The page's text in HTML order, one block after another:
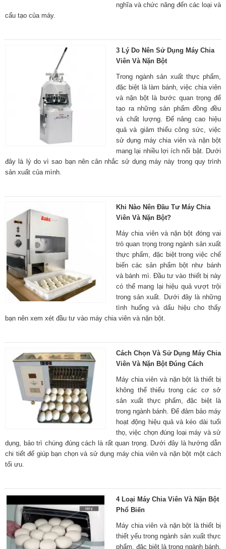
nghĩa và chức năng đến các loại và
cấu tạo của máy.
3 Lý Do Nên Sử Dụng Máy Chia
Viên Và Nặn Bột
Trong ngành sản xuất thực phẩm,
đặc biệt là làm bánh, việc chia viên
và nặn bột là bước quan trọng để
tạo ra những sản phẩm đồng đều
và chất lượng. Để nâng cao hiệu
quả và giảm thiểu công sức, việc
sử dụng máy chia viên và nặn bột
mang lại nhiều lợi ích nổi bật. Dưới
đây là lý do vì sao bạn nên cân nhắc sử dụng máy này trong quy trình
sản xuất của mình.
Khi Nào Nên Đầu Tư Máy Chia
Viên Và Nặn Bột?
Máy chia viên và nặn bột đóng vai
trò quan trọng trong ngành sản xuất
thực phẩm, đặc biệt trong việc chế
biến các sản phẩm bột như bánh
và bánh mì. Đầu tư vào thiết bị này
có thể mang lại hiệu quả vượt trội
trong sản xuất. Dưới đây là những
tình huống và dấu hiệu cho thấy
bạn nên xem xét đầu tư vào máy chia viên và nặn bột.
Cách Chọn Và Sử Dụng Máy Chia
Viên Và Nặn Bột Đúng Cách
Máy chia viên và nặn bột là thiết bị
không thể thiếu trong các cơ sở
sản xuất thực phẩm, đặc biệt là
trong ngành bánh. Để đảm bảo máy
hoạt động hiệu quả và kéo dài tuổi
thọ, việc chọn đúng loại máy và sử
dụng, bảo trì chúng đúng cách là rất quan trọng. Dưới đây là hướng dẫn
chi tiết để giúp bạn chọn và sử dụng máy chia viên và nặn bột một cách
tối ưu.
4 Loại Máy Chia Viên Và Nặn Bột
Phổ Biến
Máy chia viên và nặn bột là thiết bị
thiết yếu trong ngành sản xuất thực
phẩm, đặc biệt là trong ngành bánh.